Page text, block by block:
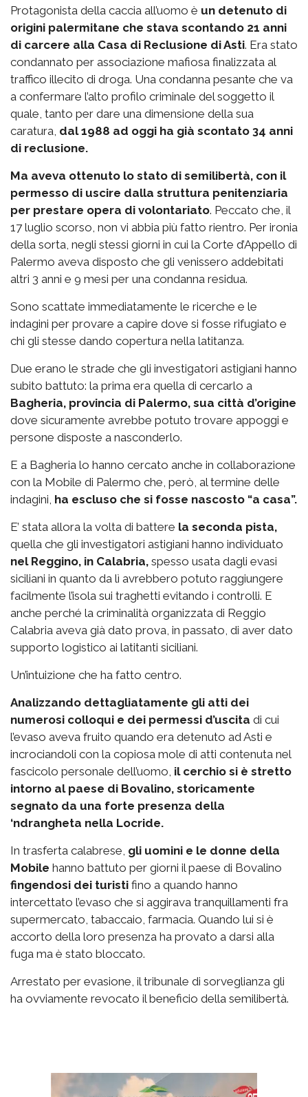
Protagonista della caccia all’uomo è un detenuto di
origini palermitane che stava scontando 21 anni
di carcere alla Casa di Reclusione di Asti. Era stato
condannato per associazione mafiosa finalizzata al
traffico illecito di droga. Una condanna pesante che va
a confermare l’alto profilo criminale del soggetto il
quale, tanto per dare una dimensione della sua
caratura, dal 1988 ad oggi ha già scontato 34 anni
di reclusione.
Ma aveva ottenuto lo stato di semilibertà, con il
permesso di uscire dalla struttura penitenziaria
per prestare opera di volontariato. Peccato che, il
17 luglio scorso, non vi abbia più fatto rientro. Per ironia
della sorta, negli stessi giorni in cui la Corte d’Appello di
Palermo aveva disposto che gli venissero addebitati
altri 3 anni e 9 mesi per una condanna residua.
Sono scattate immediatamente le ricerche e le
indagini per provare a capire dove si fosse rifugiato e
chi gli stesse dando copertura nella latitanza.
Due erano le strade che gli investigatori astigiani hanno
subito battuto: la prima era quella di cercarlo a
Bagheria, provincia di Palermo, sua città d’origine
dove sicuramente avrebbe potuto trovare appoggi e
persone disposte a nasconderlo.
E a Bagheria lo hanno cercato anche in collaborazione
con la Mobile di Palermo che, però, al termine delle
indagini, ha escluso che si fosse nascosto “a casa”.
E’ stata allora la volta di battere la seconda pista,
quella che gli investigatori astigiani hanno individuato
nel Reggino, in Calabria, spesso usata dagli evasi
siciliani in quanto da lì avrebbero potuto raggiungere
facilmente l’isola sui traghetti evitando i controlli. E
anche perché la criminalità organizzata di Reggio
Calabria aveva già dato prova, in passato, di aver dato
supporto logistico ai latitanti siciliani.
Un’intuizione che ha fatto centro.
Analizzando dettagliatamente gli atti dei
numerosi colloqui e dei permessi d’uscita di cui
l’evaso aveva fruito quando era detenuto ad Asti e
incrociandoli con la copiosa mole di atti contenuta nel
fascicolo personale dell’uomo, il cerchio si è stretto
intorno al paese di Bovalino, storicamente
segnato da una forte presenza della
‘ndrangheta nella Locride.
In trasferta calabrese, gli uomini e le donne della
Mobile hanno battuto per giorni il paese di Bovalino
fingendosi dei turisti fino a quando hanno
intercettato l’evaso che si aggirava tranquillamenti fra
supermercato, tabaccaio, farmacia. Quando lui si è
accorto della loro presenza ha provato a darsi alla
fuga ma è stato bloccato.
Arrestato per evasione, il tribunale di sorveglianza gli
ha ovviamente revocato il beneficio della semilibertà.